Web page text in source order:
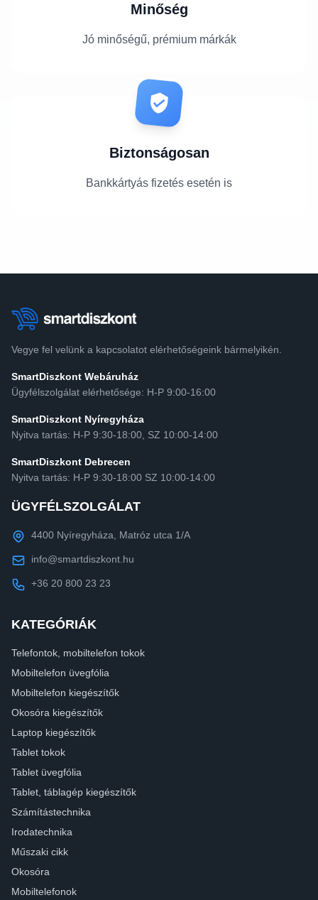
Minőség
Jó minőségű, prémium márkák
Biztonságosan
Bankkártyás fizetés esetén is
Vegye fel velünk a kapcsolatot elérhetőségeink bármelyikén.
SmartDiszkont Webáruház
Ügyfélszolgálat elérhetősége: H-P 9:00-16:00
SmartDiszkont Nyíregyháza
Nyitva tartás: H-P 9:30-18:00, SZ 10:00-14:00
SmartDiszkont Debrecen
Nyitva tartás: H-P 9:30-18:00 SZ 10:00-14:00
ÜGYFÉLSZOLGÁLAT
4400 Nyíregyháza, Matróz utca 1/A
info@smartdiszkont.hu
+36 20 800 23 23
KATEGÓRIÁK
Telefontok, mobiltelefon tokok
Mobiltelefon üvegfólia
Mobiltelefon kiegészítők
Okosóra kiegészítők
Laptop kiegészítők
Tablet tokok
Tablet üvegfólia
Tablet, táblagép kiegészítők
Számítástechnika
Irodatechnika
Műszaki cikk
Okosóra
Mobiltelefonok